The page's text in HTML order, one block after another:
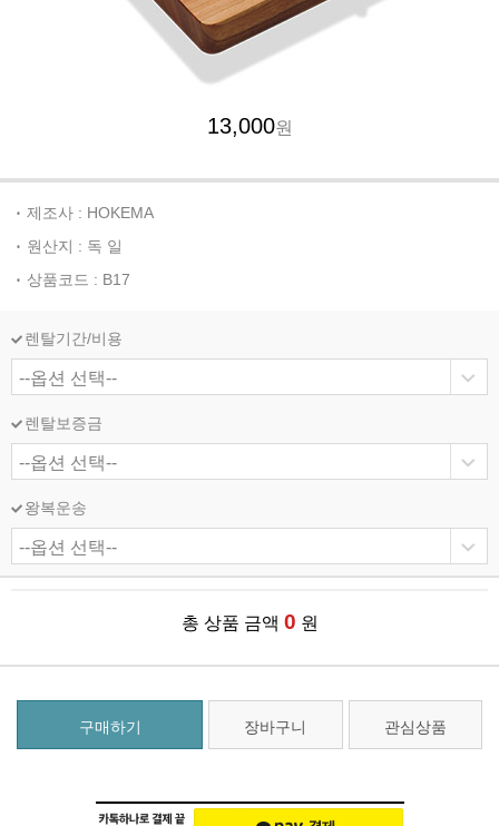
13,000원
제조사 : HOKEMA
원산지 : 독 일
상품코드 : B17
렌탈기간/비용
렌탈보증금
왕복운송
총 상품 금액 0 원
구매하기 장바구니 관심상품